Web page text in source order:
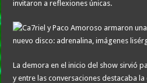
invitaron a reflexiones únicas.
La demora en el inicio del show sirvió
y entre las conversaciones destacaba